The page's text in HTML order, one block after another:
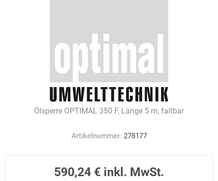
Ölsperre OPTIMAL 350 F, Länge 5 m, faltbar
Artikelnummer: 278177
590,24 € inkl. MwSt.